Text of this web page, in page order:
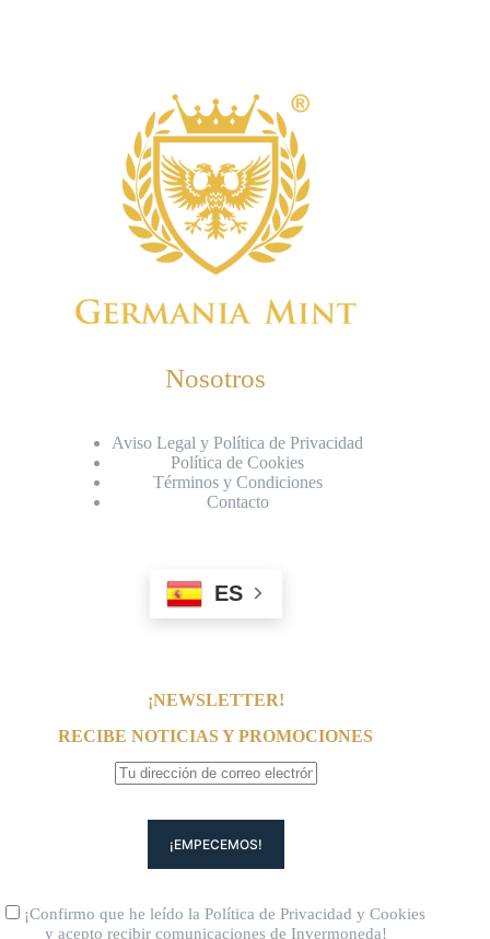
Nosotros
Aviso Legal y Política de Privacidad
Política de Cookies
Términos y Condiciones
Contacto
ES
¡NEWSLETTER!
RECIBE NOTICIAS Y PROMOCIONES
¡Confirmo que he leído laPolítica de Privacidad yCookies
y acepto recibir comunicaciones de Invermoneda!